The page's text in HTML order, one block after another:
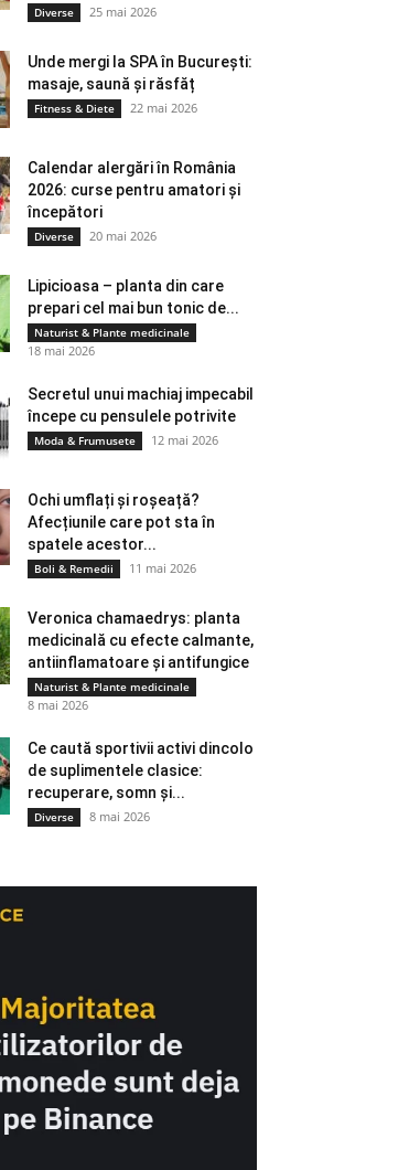
Diverse 25 mai 2026
Unde mergi la SPA în București:
masaje, saună și răsfăț
Fitness & Diete 22 mai 2026
Calendar alergări în România
2026: curse pentru amatori și
începători
Diverse 20 mai 2026
Lipicioasa – planta din care
prepari cel mai bun tonic de...
Naturist & Plante medicinale
18 mai 2026
Secretul unui machiaj impecabil
începe cu pensulele potrivite
Moda & Frumusete 12 mai 2026
Ochi umflați și roșeață?
Afecțiunile care pot sta în
spatele acestor...
Boli & Remedii 11 mai 2026
Veronica chamaedrys: planta
medicinală cu efecte calmante,
antiinflamatoare și antifungice
Naturist & Plante medicinale
8 mai 2026
Ce caută sportivii activi dincolo
de suplimentele clasice:
recuperare, somn și...
Diverse 8 mai 2026